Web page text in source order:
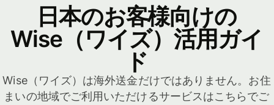
日本のお客様向けの
Wise（ワイズ）活用ガイ
ド
Wise（ワイズ）は海外送金だけではありません。お住
まいの地域でご利用いただけるサービスはこちらでご